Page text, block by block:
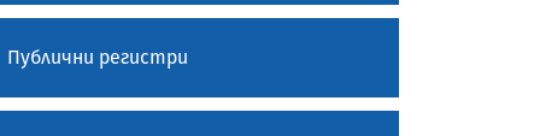
Публични регистри